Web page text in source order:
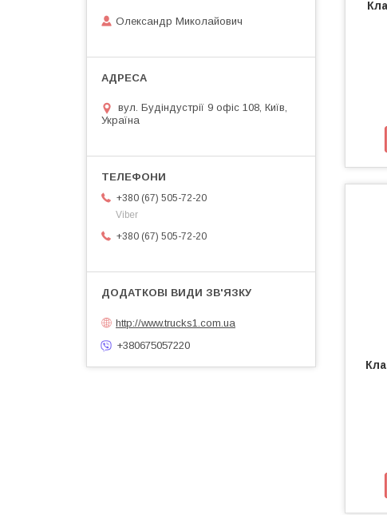
Олександр Миколайович
вул. Будіндустрії 9 офіс 108, Київ,
Україна
+380 (67) 505-72-20
Viber
+380 (67) 505-72-20
http://www.trucks1.com.ua
+380675057220